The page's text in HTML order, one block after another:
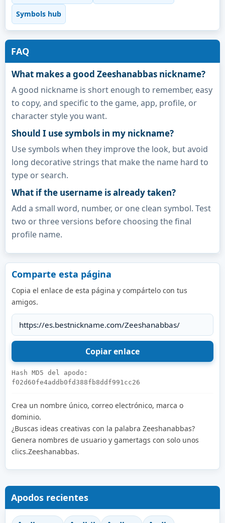
Symbols hub
FAQ
What makes a good Zeeshanabbas nickname?
A good nickname is short enough to remember, easy
to copy, and specific to the game, app, profile, or
character style you want.
Should I use symbols in my nickname?
Use symbols when they improve the look, but avoid
long decorative strings that make the name hard to
type or search.
What if the username is already taken?
Add a small word, number, or one clean symbol. Test
two or three versions before choosing the final
profile name.
Comparte esta página
Copia el enlace de esta página y compártelo con tus
amigos.
Hash MD5 del apodo:
f02d60fe4addb0fd388fb8ddf991cc26
Crea un nombre único, correo electrónico, marca o
dominio.
¿Buscas ideas creativas con la palabra Zeeshanabbas?
Genera nombres de usuario y gamertags con solo unos
clics.Zeeshanabbas.
Apodos recientes